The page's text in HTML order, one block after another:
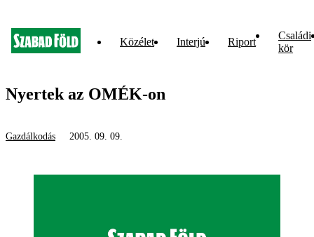
Közélet Interjú Riport
Családi
kör
Nyertek az OMÉK-on
Gazdálkodás 2005. 09. 09.